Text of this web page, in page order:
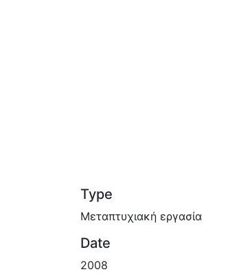
Type
Μεταπτυχιακή εργασία
Date
2008